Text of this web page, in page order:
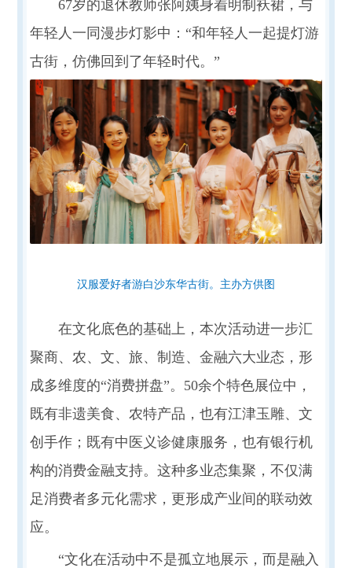
67岁的退休教师张阿姨身着明制袄裙，与
年轻人一同漫步灯影中：“和年轻人一起提灯游
古街，仿佛回到了年轻时代。”
汉服爱好者游白沙东华古街。主办方供图
在文化底色的基础上，本次活动进一步汇
聚商、农、文、旅、制造、金融六大业态，形
成多维度的“消费拼盘”。50余个特色展位中，
既有非遗美食、农特产品，也有江津玉雕、文
创手作；既有中医义诊健康服务，也有银行机
构的消费金融支持。这种多业态集聚，不仅满
足消费者多元化需求，更形成产业间的联动效
应。
“文化在活动中不是孤立地展示，而是融入